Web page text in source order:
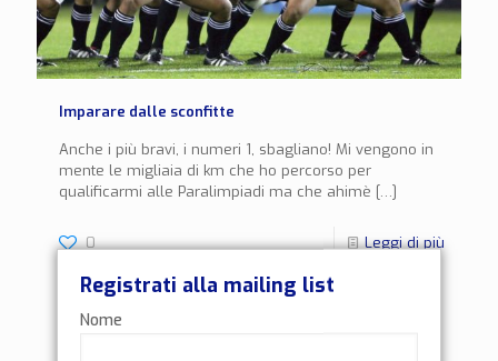
Imparare dalle sconfitte
Anche i più bravi, i numeri 1, sbagliano! Mi vengono in
mente le migliaia di km che ho percorso per
qualificarmi alle Paralimpiadi ma che ahimè […]
0 Leggi di più
Registrati alla mailing list
Nome